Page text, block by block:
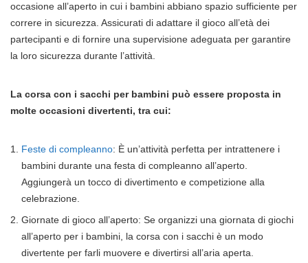
occasione all’aperto in cui i bambini abbiano spazio sufficiente per
correre in sicurezza. Assicurati di adattare il gioco all’età dei
partecipanti e di fornire una supervisione adeguata per garantire
la loro sicurezza durante l’attività.
La corsa con i sacchi per bambini può essere proposta in
molte occasioni divertenti, tra cui:
Feste di compleanno: È un’attività perfetta per intrattenere i
bambini durante una festa di compleanno all’aperto.
Aggiungerà un tocco di divertimento e competizione alla
celebrazione.
Giornate di gioco all’aperto: Se organizzi una giornata di giochi
all’aperto per i bambini, la corsa con i sacchi è un modo
divertente per farli muovere e divertirsi all’aria aperta.